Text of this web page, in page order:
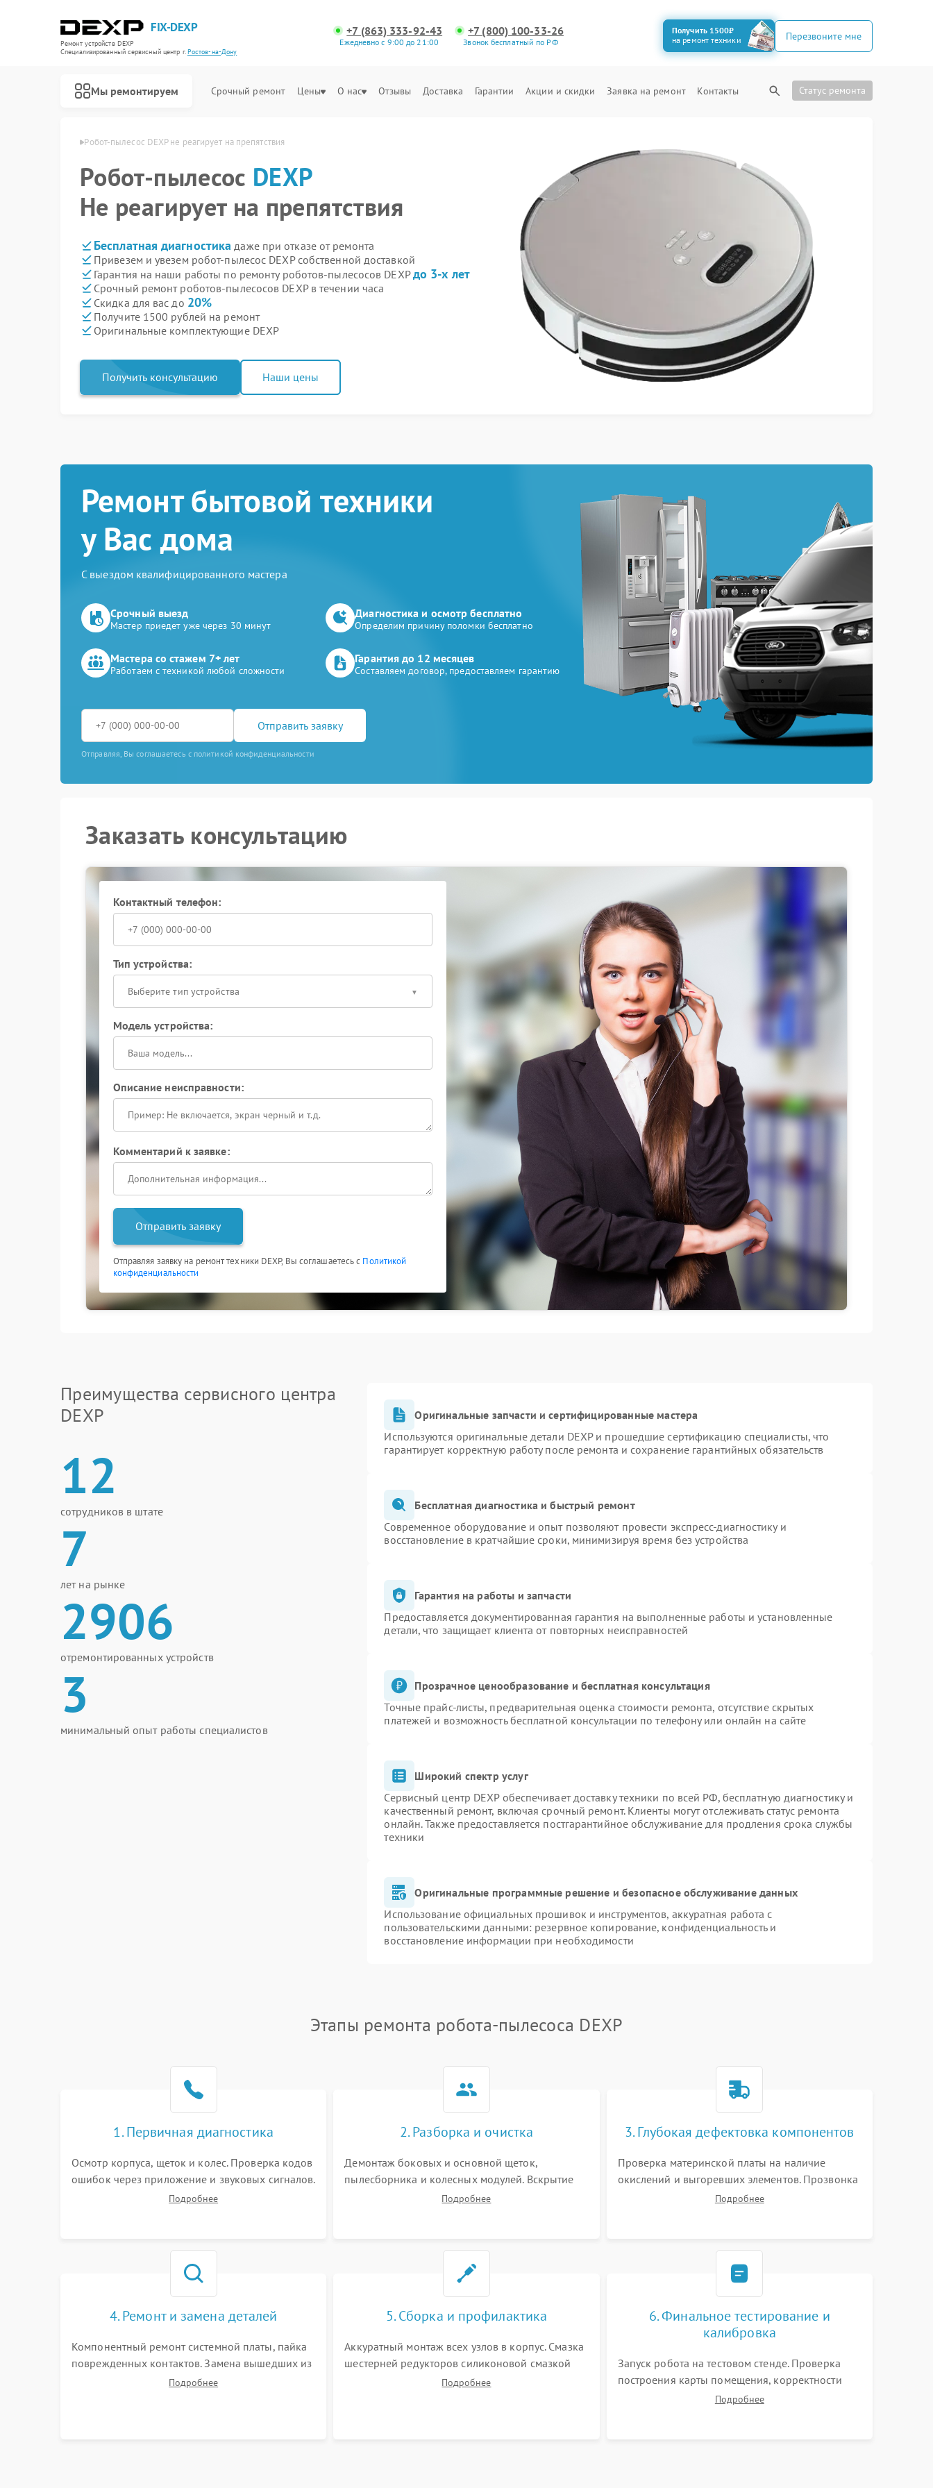
FIX-DEXP
Ремонт устройств DEXP
Специализированный cервисный центр г.Ростов-на-Дону
+7 (863) 333-92-43
Ежедневно с 9:00 до 21:00
+7 (800) 100-33-26
Звонок бесплатный по РФ
Получить 1500₽
на ремонт техники
Перезвоните мне
Мы ремонтируем Срочный ремонт Цены О нас Отзывы Доставка Гарантии Акции и скидки Заявка на ремонт Контакты Статус ремонта
в Ростове-на-Дону Робот-пылесос DEXP не реагирует на препятствия
Робот-пылесос DEXP
Не реагирует на препятствия
Бесплатная диагностика даже при отказе от ремонта
Привезем и увезем робот-пылесос DEXP собственной доставкой
Гарантия на наши работы по ремонту роботов-пылесосов DEXPдо 3-х лет
Срочный ремонт роботов-пылесосов DEXP в течении часа
Скидка для вас до 20%
Получите 1500 рублей на ремонт
Оригинальные комплектующие DEXP
Получить консультацию Наши цены
Ремонт бытовой техники
у Вас дома
С выездом квалифицированного мастера
Срочный выезд
Мастер приедет уже через 30 минут
Диагностика и осмотр бесплатно
Определим причину поломки бесплатно
Мастера со стажем 7+ лет
Работаем с техникой любой сложности
Гарантия до 12 месяцев
Составляем договор, предоставляем гарантию
Отправить заявку
Отправляя, Вы соглашаетесь с политикой конфиденциальности
Заказать консультацию
Контактный телефон:
Тип устройства:
Выберите тип устройства
Модель устройства:
Описание неисправности:
Комментарий к заявке:
Отправить заявку
Отправляя заявку на ремонт техники DEXP, Вы соглашаетесь с Политикой
конфиденциальности
Преимущества сервисного центра
DEXP
12
сотрудников в штате
7
лет на рынке
2906
отремонтированных устройств
3
минимальный опыт работы специалистов
Оригинальные запчасти и сертифицированные мастера
Используются оригинальные детали DEXP и прошедшие сертификацию специалисты, что
гарантирует корректную работу после ремонта и сохранение гарантийных обязательств
Бесплатная диагностика и быстрый ремонт
Современное оборудование и опыт позволяют провести экспресс-диагностику и
восстановление в кратчайшие сроки, минимизируя время без устройства
Гарантия на работы и запчасти
Предоставляется документированная гарантия на выполненные работы и установленные
детали, что защищает клиента от повторных неисправностей
Прозрачное ценообразование и бесплатная консультация
Точные прайс-листы, предварительная оценка стоимости ремонта, отсутствие скрытых
платежей и возможность бесплатной консультации по телефону или онлайн на сайте
Широкий спектр услуг
Сервисный центр DEXP обеспечивает доставку техники по всей РФ, бесплатную диагностику и
качественный ремонт, включая срочный ремонт. Клиенты могут отслеживать статус ремонта
онлайн. Также предоставляется постгарантийное обслуживание для продления срока службы
техники
Оригинальные программные решение и безопасное обслуживание данных
Использование официальных прошивок и инструментов, аккуратная работа с
пользовательскими данными: резервное копирование, конфиденциальность и
восстановление информации при необходимости
Этапы ремонта робота-пылесоса DEXP
1. Первичная диагностика
Осмотр корпуса, щеток и колес. Проверка кодов
ошибок через приложение и звуковых сигналов.
Замер емкости аккумулятора и тестирование
Подробнее
2. Разборка и очистка
Демонтаж боковых и основной щеток,
пылесборника и колесных модулей. Вскрытие
корпуса робота. Тщательная очистка внутренних
Подробнее
3. Глубокая дефектовка компонентов
Проверка материнской платы на наличие
окислений и выгоревших элементов. Прозвонка
цепей питания, тестирование приводных
Подробнее
4. Ремонт и замена деталей
Компонентный ремонт системной платы, пайка
поврежденных контактов. Замена вышедших из
строя двигателей, изношенного аккумулятора,
Подробнее
5. Сборка и профилактика
Аккуратный монтаж всех узлов в корпус. Смазка
шестерней редукторов силиконовой смазкой
для снижения шума. Установка новых
Подробнее
6. Финальное тестирование и
калибровка
Запуск робота на тестовом стенде. Проверка
построения карты помещения, корректности
навигации и обхода препятствий. Оценка силы
Подробнее